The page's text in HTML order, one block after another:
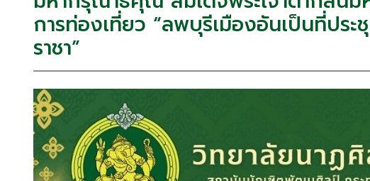
การท่องเที่ยว “ลพบุรีเมืองอันเป็นที่ประ
ราชา”